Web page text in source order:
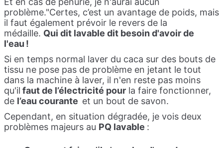
problème."Certes, c’est un avantage de poids, mais
il faut également prévoir le revers de la
médaille. Qui dit lavable dit besoin d'avoir de
l'eau !
Si en temps normal laver du caca sur des bouts de
tissu ne pose pas de problème en jetant le tout
dans la machine à laver, il n'en reste pas moins
qu'il faut de l’électricité pour la faire fonctionner,
de l’eau courante et un bout de savon.
Cependant, en situation dégradée, je vois deux
problèmes majeurs au PQ lavable :